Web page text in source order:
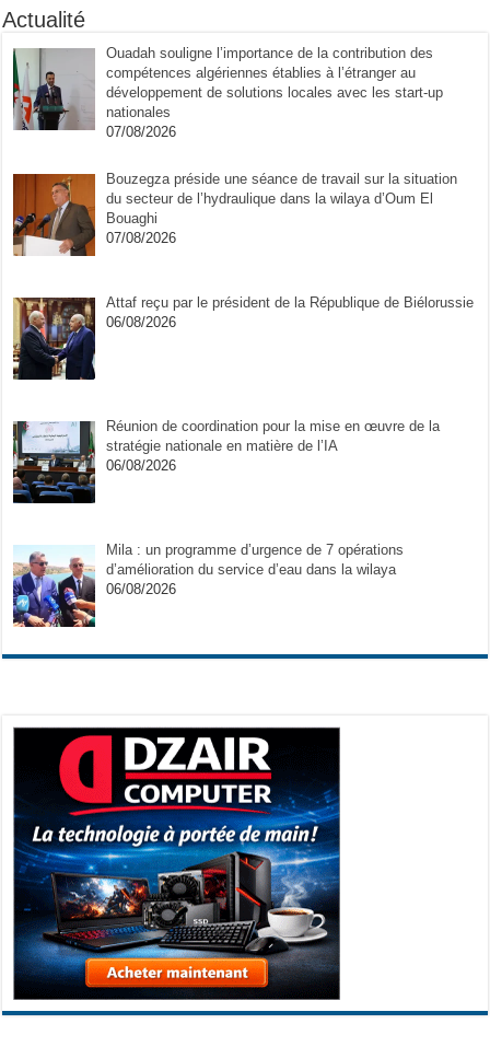
Actualité
Ouadah souligne l’importance de la contribution des
compétences algériennes établies à l’étranger au
développement de solutions locales avec les start-up
nationales
07/08/2026
Bouzegza préside une séance de travail sur la situation
du secteur de l’hydraulique dans la wilaya d’Oum El
Bouaghi
07/08/2026
Attaf reçu par le président de la République de Biélorussie
06/08/2026
Réunion de coordination pour la mise en œuvre de la
stratégie nationale en matière de l’IA
06/08/2026
Mila : un programme d’urgence de 7 opérations
d’amélioration du service d’eau dans la wilaya
06/08/2026